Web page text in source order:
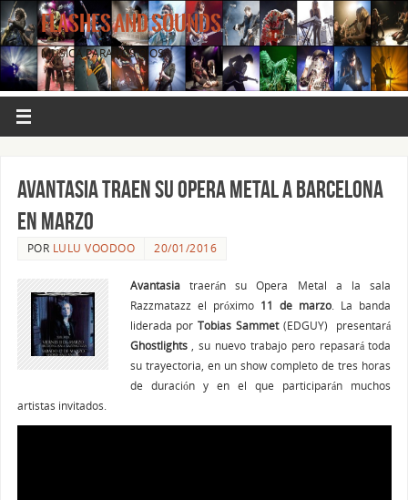
FLASHES AND SOUNDS
MÚSICA PARA LOS OJOS.
Avantasia traen su Opera Metal a Barcelona
en marzo
POR LULU VOODOO 20/01/2016
Avantasiatraerán su Opera Metal a la sala
Razzmatazz el próximo 11 de marzo . La banda
liderada por Tobias Sammet(EDGUY) presentará
Ghostlights, su nuevo trabajo pero repasará toda
su trayectoria, en un show completo de tres horas
de duración y en el que participarán muchos
artistas invitados.